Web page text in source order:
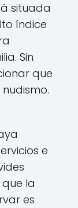
situada
índice
Sin
que
e
la
es